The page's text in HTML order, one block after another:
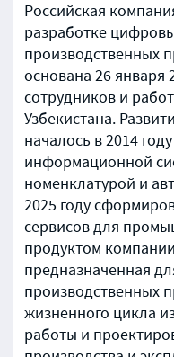
Российская
разработке
производственных
основана 26 января
сотрудников и
Узбекистана.
началось в 2014
информационной
номенклатурой и
2025 году
сервисов для
продуктом
предназначенная
производственных
жизненного цикла
работы и